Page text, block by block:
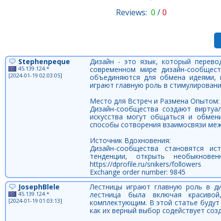
Reviews: 0 /0
Stephenpeque
45.139.124.*
[2024-01-19 02:03:05]
Дизайн - это язык, который
современном мире дизайн-
объединяются для обмена идеями,
играют главную роль в
Место для Встреч и Размена Опытом:
Дизайн-сообщества создают
искусства могут общаться и
способы сотворения взаимосвязи
Источник Вдохновения:
Дизайн-сообщества становятся
тенденции, открыть
https://dprofile.ru/snikers/followers
Exchange order number: 9845
JosephBlele
45.139.124.*
[2024-01-19 01:03:13]
Лестницы играют главную роль в
лестница была включая
комплектующим. В этой статье
как их верный выбор содействует